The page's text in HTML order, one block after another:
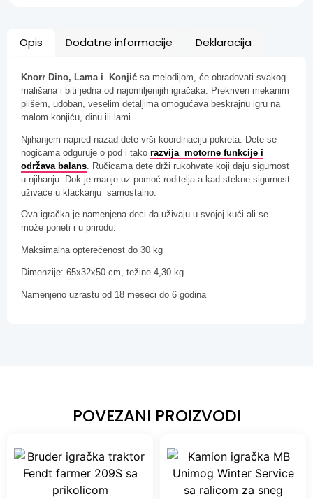
Opis Dodatne informacije Deklaracija
Knorr Dino, Lama i Konjić sa melodijom, će obradovati svakog
mališana i biti jedna od najomiljenijih igračaka. Prekriven mekanim
plišem, udoban, veselim detaljima omogućava beskrajnu igru na
malom konjiću, dinu ili lami
Njihanjem napred-nazad dete vrši koordinaciju pokreta. Dete se
nogicama odguruje o pod i tako razvija motorne funkcije i
održava balans . Ručicama dete drži rukohvate koji daju sigurnost
u njihanju. Dok je manje uz pomoć roditelja a kad stekne sigurnost
uživaće u klackanju samostalno.
Ova igračka je namenjena deci da uživaju u svojoj kući ali se
može poneti i u prirodu.
Maksimalna opterećenost do 30 kg
Dimenzije: 65x32x50 cm, težine 4,30 kg
Namenjeno uzrastu od 18 meseci do 6 godina
POVEZANI PROIZVODI